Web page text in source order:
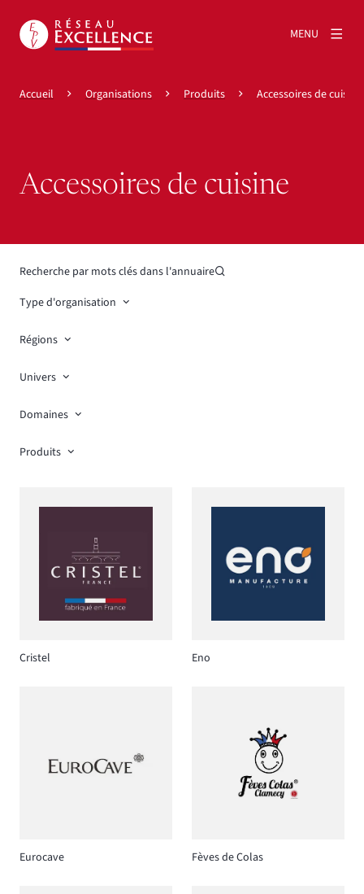
MENU
Accueil Organisations Produits Accessoires de cuisine
Accessoires de cuisine
Recherche par mots clés dans l'annuaire
Type d'organisation
Régions
Univers
Domaines
Produits
Cristel Eno
Eurocave Fèves de Colas